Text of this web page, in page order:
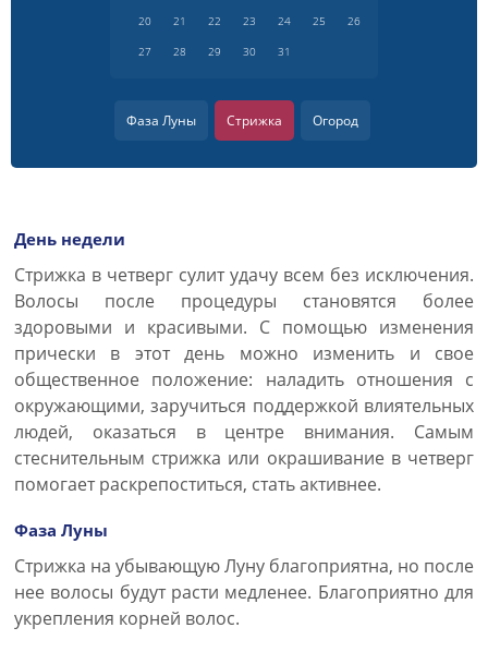
20
21 22 23 24 25
26
27
28 29 30 31
Фаза Луны Стрижка Огород
День недели
Cтрижка в четверг сулит удачу всем без исключения.
Волосы после процедуры становятся более
здоровыми и красивыми. С помощью изменения
прически в этот день можно изменить и свое
общественное положение: наладить отношения с
окружающими, заручиться поддержкой влиятельных
людей, оказаться в центре внимания. Самым
стеснительным стрижка или окрашивание в четверг
помогает раскрепоститься, стать активнее.
Фаза Луны
Стрижка на убывающую Луну благоприятна, но после
нее волосы будут расти медленее. Благоприятно для
укрепления корней волос.